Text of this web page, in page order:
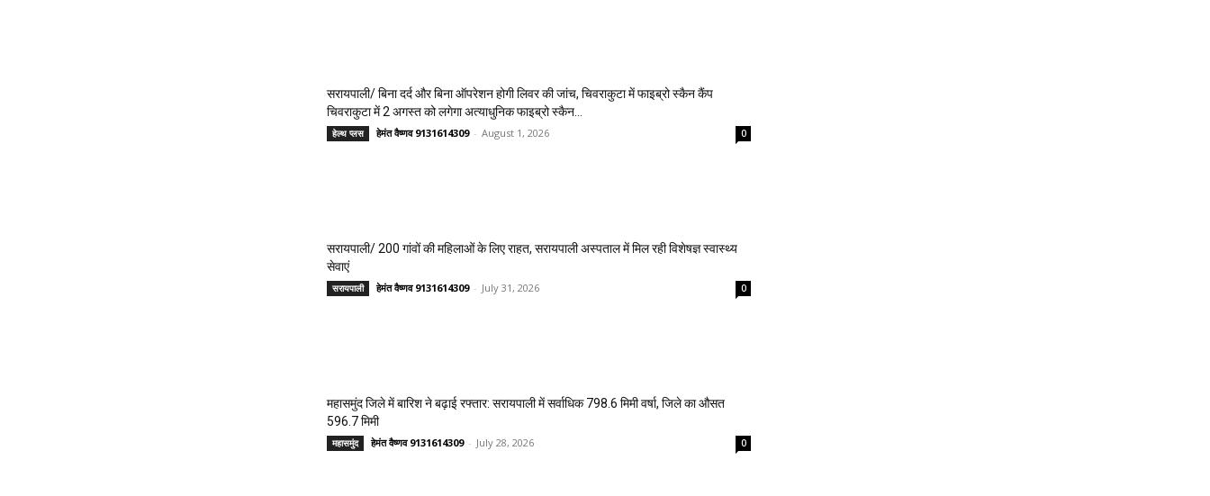
सरायपाली/ बिना दर्द और बिना ऑपरेशन होगी लिवर की जांच, चिवराकुटा में फाइब्रो स्कैन कैंप
चिवराकुटा में 2 अगस्त को लगेगा अत्याधुनिक फाइब्रो स्कैन...
हेल्थ प्लस हेमंत वैष्णव 9131614309 - August 1, 2026 0
सरायपाली/ 200 गांवों की महिलाओं के लिए राहत, सरायपाली अस्पताल में मिल रही विशेषज्ञ स्वास्थ्य
सेवाएं
सरायपाली हेमंत वैष्णव 9131614309 - July 31, 2026 0
महासमुंद जिले में बारिश ने बढ़ाई रफ्तार: सरायपाली में सर्वाधिक 798.6 मिमी वर्षा, जिले का औसत
596.7 मिमी
महासमुंद हेमंत वैष्णव 9131614309 - July 28, 2026 0